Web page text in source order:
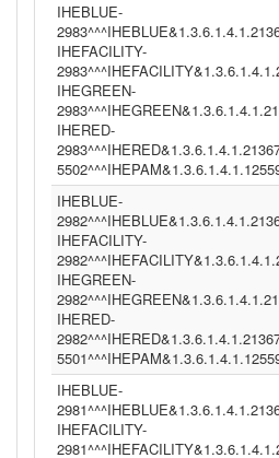
IHEBLUE-
IHEFACILITY-
IHEGREEN-
IHERED-
IHEBLUE-
IHEFACILITY-
IHEGREEN-
IHERED-
IHEBLUE-
IHEFACILITY-